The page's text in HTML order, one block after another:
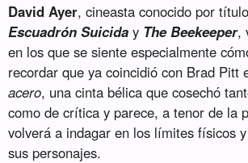
David Ayer, cineasta conocido por
Escuadrón Suicida y The Beekeeper,
en los que se siente especialmente
recordar que ya coincidió con Brad Pitt
acero, una cinta bélica que cosechó
como de crítica y parece, a tenor de la
volverá a indagar en los límites físicos
sus personajes.